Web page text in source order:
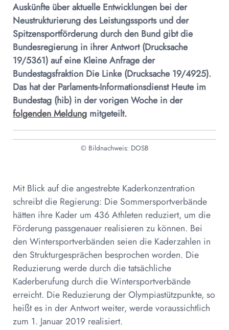
Auskünfte über aktuelle Entwicklungen bei der
Neustrukturierung des Leistungssports und der
Spitzensportförderung durch den Bund gibt die
Bundesregierung in ihrer Antwort (Drucksache
19/5361) auf eine Kleine Anfrage der
Bundestagsfraktion Die Linke (Drucksache 19/4925).
Das hat der Parlaments-Informationsdienst Heute im
Bundestag (hib) in der vorigen Woche in der
folgenden Meldung mitgeteilt.
© Bildnachweis: DOSB
Mit Blick auf die angestrebte Kaderkonzentration
schreibt die Regierung: Die Sommersportverbände
hätten ihre Kader um 436 Athleten reduziert, um die
Förderung passgenauer realisieren zu können. Bei
den Wintersportverbänden seien die Kaderzahlen in
den Strukturgesprächen besprochen worden. Die
Reduzierung werde durch die tatsächliche
Kaderberufung durch die Wintersportverbände
erreicht. Die Reduzierung der Olympiastützpunkte, so
heißt es in der Antwort weiter, werde voraussichtlich
zum 1. Januar 2019 realisiert.